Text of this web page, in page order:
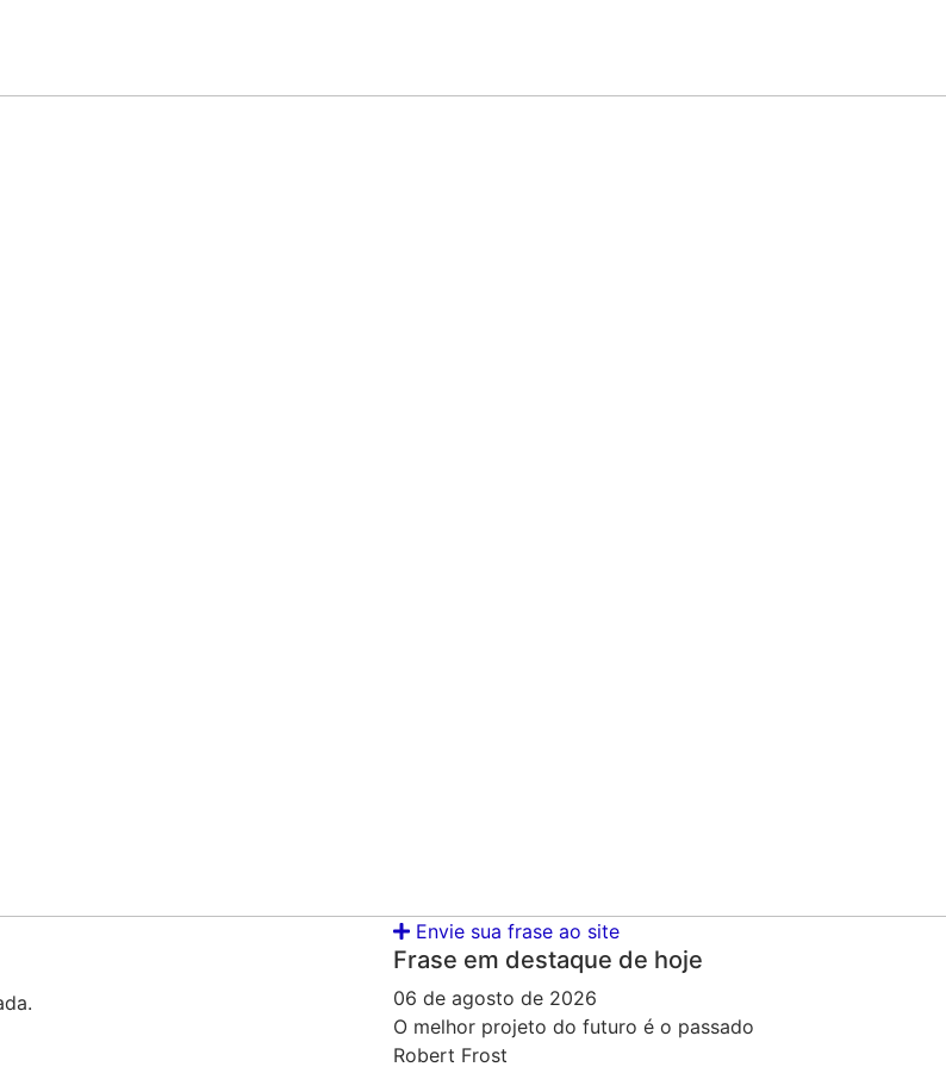
Envie sua frase ao site
Frase em destaque de hoje
06 de agosto de 2026
O melhor projeto do futuro é o passado
Robert Frost